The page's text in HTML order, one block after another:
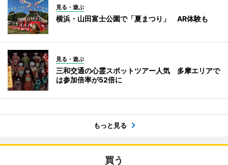
見る・遊ぶ
横浜・山田富士公園で「夏まつり」 AR体験も
見る・遊ぶ
三和交通の心霊スポットツアー人気 多摩エリアで
は参加倍率が52倍に
もっと見る
買う